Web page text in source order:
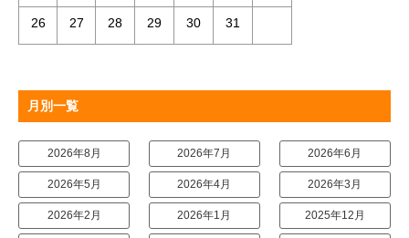
26 27 28 29 30 31
月別一覧
2026年8月 2026年7月 2026年6月
2026年5月 2026年4月 2026年3月
2026年2月 2026年1月 2025年12月